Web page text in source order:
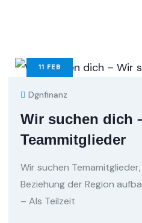
11 FEB
Dgnfinanz
Wir suchen dich
Teammitglieder
Wir suchen
Beziehung der Region
– Als Teilzeit